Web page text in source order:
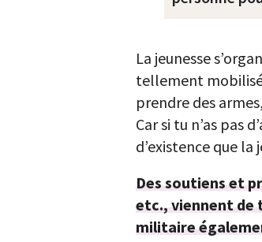
La jeunesse
tellement
prendre des
Car si tu n’as pas
d’existence que
Des soutiens et
etc., viennent de
militaire